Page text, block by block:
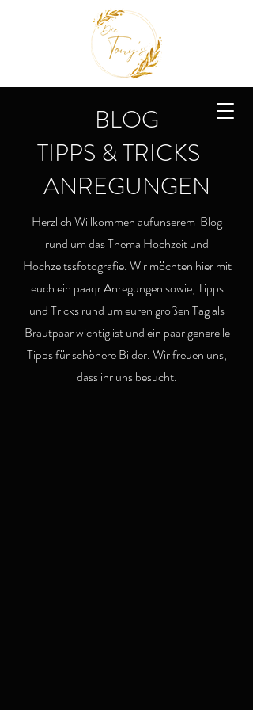
BLOG
TIPPS & TRICKS -
ANREGUNGEN
Herzlich Willkommen aufunserem Blog
rund um das Thema Hochzeit und
Hochzeitssfotografie. Wir möchten hier mit
euch ein paaqr Anregungen sowie, Tipps
und Tricks rund um euren großen Tag als
Brautpaar wichtig ist und ein paar generelle
Tipps für schönere Bilder. Wir freuen uns,
dass ihr uns besucht.